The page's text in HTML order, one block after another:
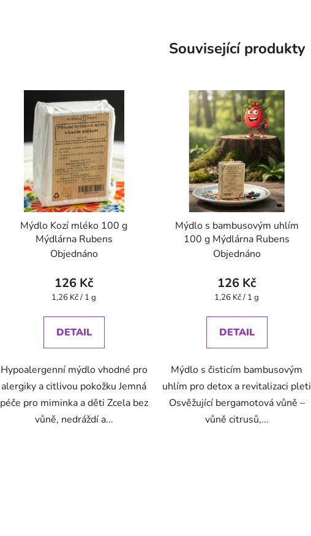
Související produkty
Mýdlo Kozí mléko 100 g
Mýdlárna Rubens
Objednáno
126 Kč
Měrná
1,26 Kč / 1 g
DETAIL
Hypoalergenní mýdlo vhodné pro
alergiky a citlivou pokožku Jemná
péče pro miminka a děti Zcela bez
vůně, nedráždí a...
Mýdlo s bambusovým uhlím
100 g Mýdlárna Rubens
Objednáno
126 Kč
Měrná
1,26 Kč / 1 g
DETAIL
Mýdlo s čisticím bambusovým
uhlím pro detox a revitalizaci pleti
Osvěžující bergamotová vůně –
vůně citrusů,...